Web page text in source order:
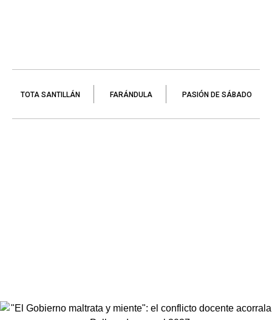
TOTA SANTILLÁN FARÁNDULA PASIÓN DE SÁBADO